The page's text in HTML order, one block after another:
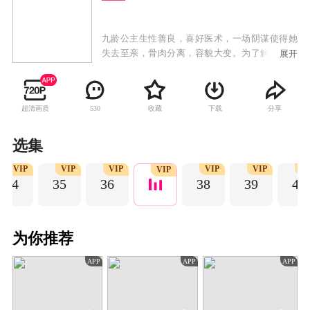
九龄公主生性善良，喜好医术，一场阴谋使得她
失去至亲，骨肉分离，容貌大变。为了解开事情
方家，休生养息，苦练技艺，磨炼自我，集结力
量，从微小的细节查起，最终探查到阴谋的背后
藏着昔日皇家血脉被屠戮的真相。知晓真相后的
险，最终让真相大白于天下。
展开
超清画质 530 收藏 下载 分享
选集
34
VIP
35
VIP
36
VIP VIP
38
VIP
39
VIP
40
为你推荐
APP APP APP